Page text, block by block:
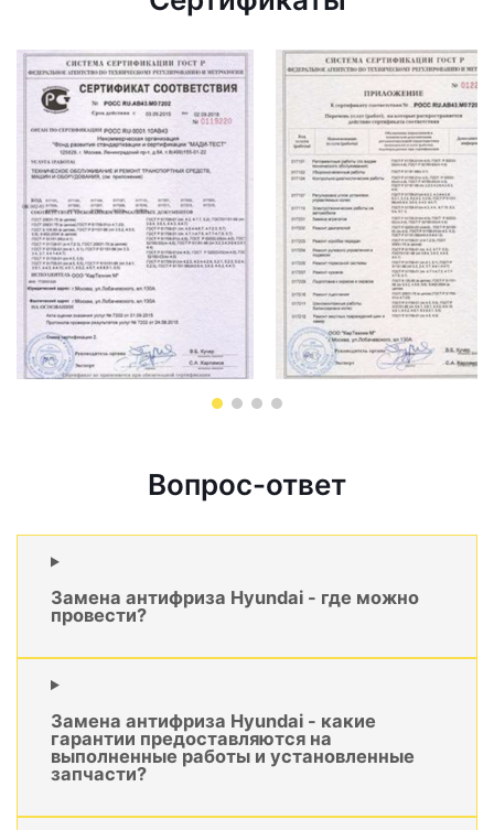
Вопрос-ответ
Замена антифриза Hyundai - где можно
провести?
Замена антифриза Hyundai - какие
гарантии предоставляются на
выполненные работы и установленные
запчасти?